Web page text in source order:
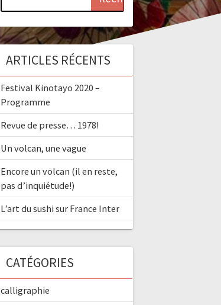
ARTICLES RÉCENTS
Festival Kinotayo 2020 –
Programme
Revue de presse… 1978!
Un volcan, une vague
Encore un volcan (il en reste,
pas d’inquiétude!)
L’art du sushi sur France Inter
CATÉGORIES
calligraphie